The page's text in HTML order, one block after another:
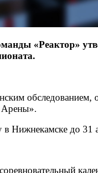
«Реактор»
Арены».
Нижнекамске до 31